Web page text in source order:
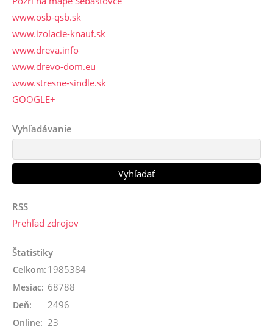
www.osb-qsb.sk
www.izolacie-knauf.sk
www.dreva.info
www.drevo-dom.eu
www.stresne-sindle.sk
GOOGLE+
Vyhľadávanie
RSS
Prehľad zdrojov
Štatistiky
Online: 23
Celkom: 1985384
Mesiac: 68788
Deň: 2496